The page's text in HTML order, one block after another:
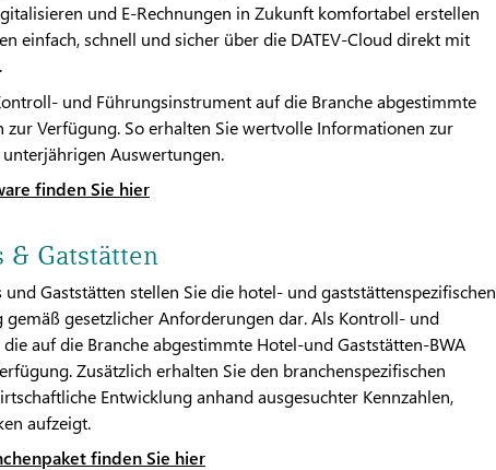
und E-Rechnungen in Zukunft komfortabel erstellen
einfach, schnell und sicher über die DATEV-Cloud direkt mit
und Führungsinstrument auf die Branche abgestimmte
zur Verfügung. So erhalten Sie wertvolle Informationen zur
Auswertungen.
finden Sie hier
& Gatstätten
Gaststätten stellen Sie die hotel- und gaststättenspezifischen
gesetzlicher Anforderungen dar. Als Kontroll- und
auf die Branche abgestimmte Hotel-und Gaststätten-BWA
Zusätzlich erhalten Sie den branchenspezifischen
Entwicklung anhand ausgesuchter Kennzahlen,
aufzeigt.
finden Sie hier